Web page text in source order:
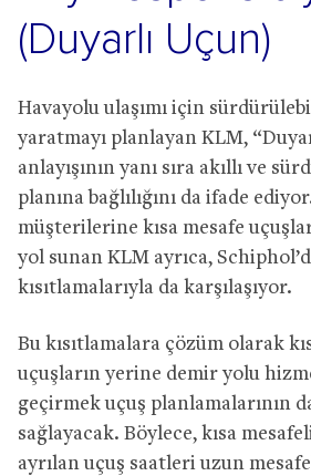
(Duyarlı Uçun)
Havayolu ulaşımı için
yaratmayı planlayan KLM,
anlayışının yanı sıra akıllı ve
planına bağlılığını da ifade
müşterilerine kısa mesafe
yol sunan KLM ayrıca,
kısıtlamalarıyla da karşılaşıyor.
Bu kısıtlamalara çözüm olarak
uçuşların yerine demir yolu
geçirmek uçuş planlamalarının
sağlayacak. Böylece, kısa
ayrılan uçuş saatleri uzun